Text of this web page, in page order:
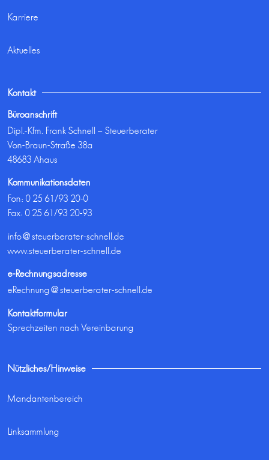
Karriere
Aktuelles
Kontakt
Büroanschrift
Dipl.-Kfm. Frank Schnell – Steuerberater
Von-Braun-Straße 38a
48683 Ahaus
Kommunikationsdaten
Fon:0 25 61/93 20-0
Fax: 0 25 61/93 20-93
info@steuerberater-schnell.de
www.steuerberater-schnell.de
e-Rechnungsadresse
eRechnung@steuerberater-schnell.de
Kontaktformular
Sprechzeiten nach Vereinbarung
Nützliches/Hinweise
Mandantenbereich
Linksammlung